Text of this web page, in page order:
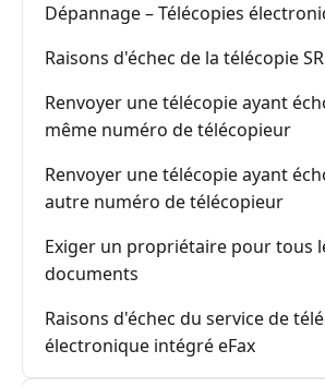
Dépannage – Télécopies
Raisons d'échec de la télécopie
Renvoyer une télécopie ayant
même numéro de télécopieur
Renvoyer une télécopie ayant
autre numéro de télécopieur
Exiger un propriétaire pour tous
documents
Raisons d'échec du service de
électronique intégré eFax